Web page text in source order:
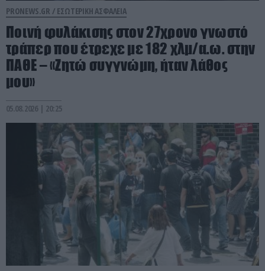
PRONEWS.GR / ΕΣΩΤΕΡΙΚΗ ΑΣΦΑΛΕΙΑ
Ποινή φυλάκισης στον 27χρονο γνωστό
τράπερ που έτρεχε με 182 χλμ/α.ω. στην
ΠΑΘΕ – «Ζητώ συγγνώμη, ήταν λάθος
μου»
05.08.2026 | 20:25